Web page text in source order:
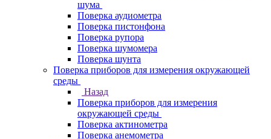
шума
Поверка аудиометра
Поверка пистонфона
Поверка рупора
Поверка шумомера
Поверка шунта
Поверка приборов для измерения окружающей
среды
Назад
Поверка приборов для измерения
окружающей среды
Поверка актинометра
Поверка анемометра